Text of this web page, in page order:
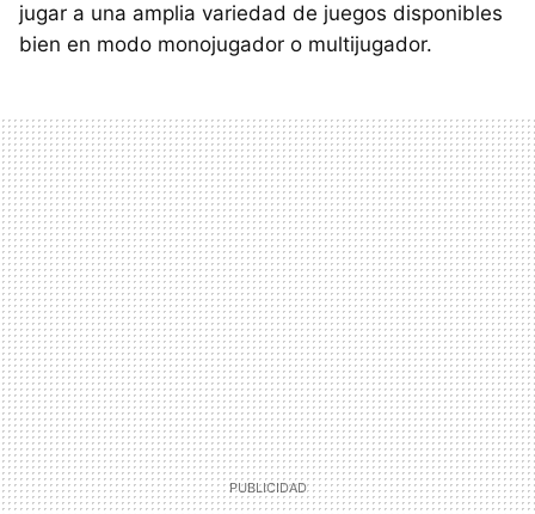
jugar a una amplia variedad de juegos disponibles
bien en modo monojugador o multijugador.